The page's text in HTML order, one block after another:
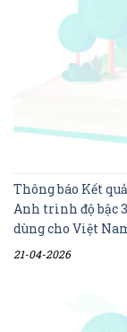
Thông báo Kết
Anh trình độ bậc
dùng cho Việt
21-04-2026